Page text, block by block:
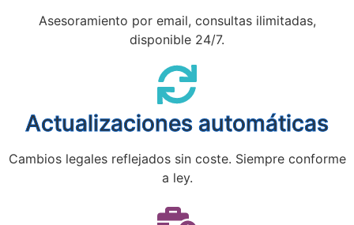
Asesoramiento por email, consultas ilimitadas,
disponible 24/7.
Actualizaciones automáticas
Cambios legales reflejados sin coste. Siempre conforme
a ley.